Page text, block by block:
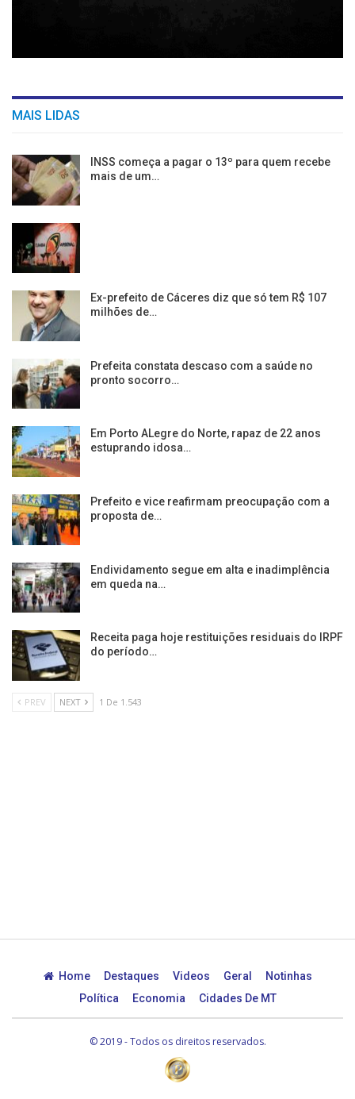
MAIS LIDAS
INSS começa a pagar o 13º para quem recebe
mais de um…
Ex-prefeito de Cáceres diz que só tem R$ 107
milhões de…
Prefeita constata descaso com a saúde no
pronto socorro…
Em Porto ALegre do Norte, rapaz de 22 anos
estuprando idosa…
Prefeito e vice reafirmam preocupação com a
proposta de…
Endividamento segue em alta e inadimplência
em queda na…
Receita paga hoje restituições residuais do IRPF
do período…
PREV NEXT 1 De 1.543
Home Destaques Videos Geral
Notinhas
Política
Economia Cidades De MT
© 2019 - Todos os direitos reservados.